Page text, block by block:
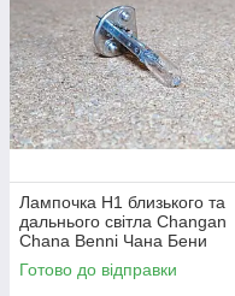
Лампочка Н1 близького та
дальнього світла Changan
Chana Benni Чана Бени
Бенни Бенні Бені
Готово до відправки